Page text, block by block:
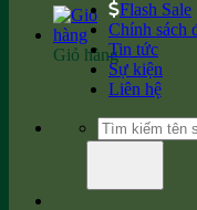
Giỏ hàng
Flash Sale
Chính sách
Tin tức
Sự kiện
Liên hệ
Tìm
kiếm: